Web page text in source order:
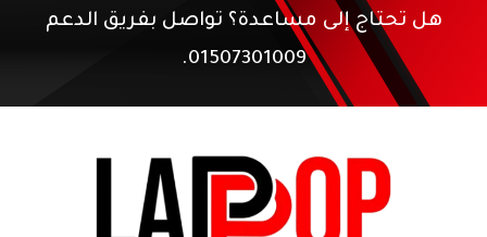
هل تحتاج إلى مساعدة؟ تواصل بفريق الدعم
01507301009.